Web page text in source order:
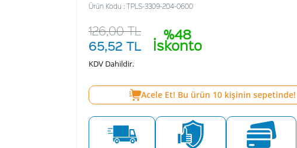
Ürün Kodu : TPLS-3309-204-0600
%48
İskonto
126,00TL
65,52 TL
KDV Dahildir.
Acele Et! Bu ürün 10kişinin sepetinde!